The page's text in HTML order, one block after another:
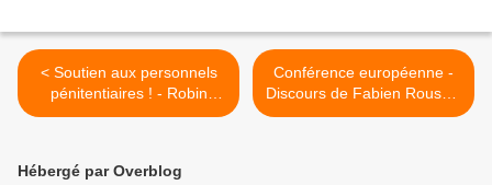
< Soutien aux personnels
pénitentiaires ! - Robin
SALECROIX - 17 avril 2025
Conférence européenne -
Discours de Fabien Roussel
- 5 mai 2025 >
Hébergé par Overblog